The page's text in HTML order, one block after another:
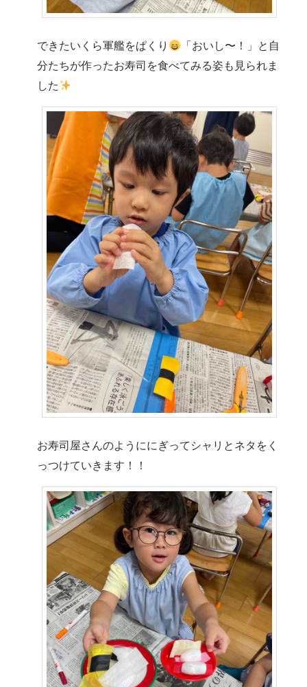
できたいくら軍艦をぱくり
「おいし〜！」と自
分たちが作ったお寿司を食べてみる姿も見られま
した
お寿司屋さんのようににぎってシャリとネタをく
っつけていきます！！